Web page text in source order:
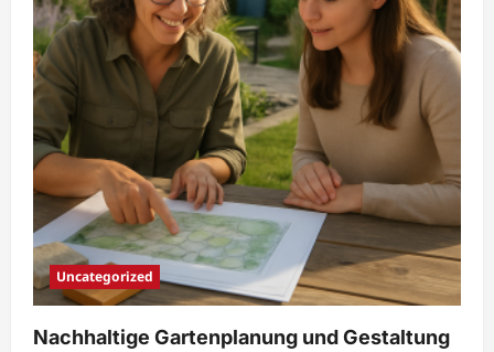
von
Economics
of
Nature
Uncategorized
Nachhaltige Gartenplanung und Gestaltung